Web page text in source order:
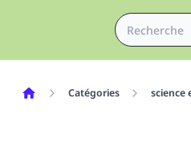
Catégories science